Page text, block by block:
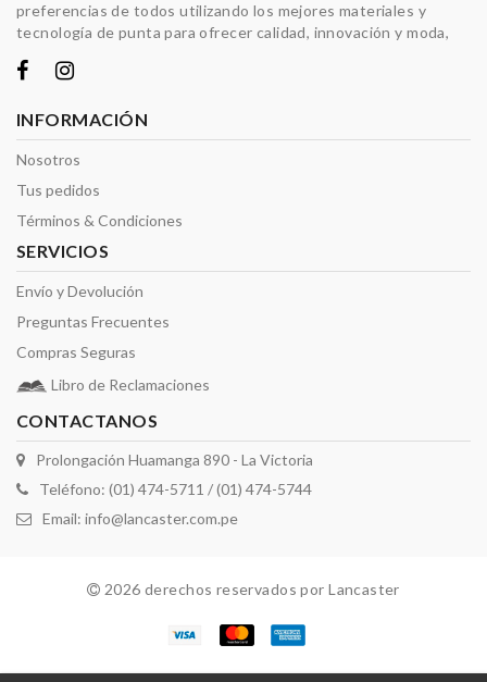
preferencias de todos utilizando los mejores materiales y
tecnología de punta para ofrecer calidad, innovación y moda,
INFORMACIÓN
Nosotros
Tus pedidos
Términos & Condiciones
SERVICIOS
Envío y Devolución
Preguntas Frecuentes
Compras Seguras
Libro de Reclamaciones
CONTACTANOS
Prolongación Huamanga 890 - La Victoria
Teléfono: (01) 474-5711 / (01) 474-5744
Email: info@lancaster.com.pe
2026 derechos reservados por Lancaster